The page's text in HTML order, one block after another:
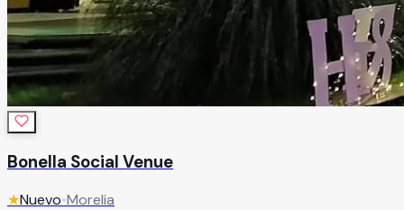
Bonella Social Venue
★Nuevo•Morelia